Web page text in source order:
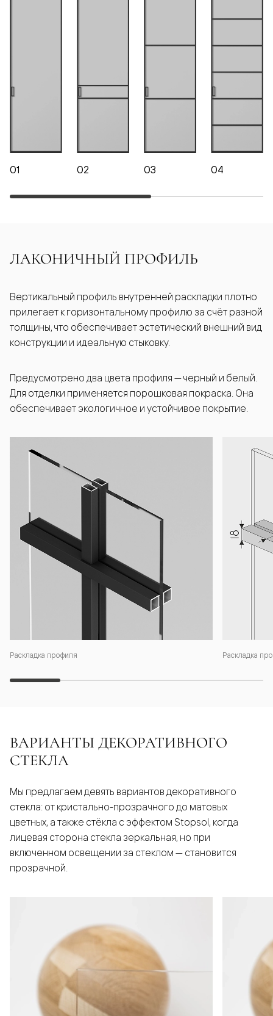
01 02 03 04
ЛАКОНИЧНЫЙ ПРОФИЛЬ
Раскладка профиля Раскладка
Вертикальный профиль внутренней раскладки плотно
прилегает к горизонтальному профилю за счёт разной
толщины, что обеспечивает эстетический внешний вид
конструкции и идеальную стыковку.
Предусмотрено два цвета профиля — черный и белый.
Для отделки применяется порошковая покраска. Она
обеспечивает экологичное и устойчивое покрытие.
ВАРИАНТЫ ДЕКОРАТИВНОГО
СТЕКЛА
Мы предлагаем девять вариантов декоративного
стекла: от кристально-прозрачного до матовых
цветных, а также стёкла с эффектом Stopsol, когда
лицевая сторона стекла зеркальная, но при
включенном освещении за стеклом — становится
прозрачной.